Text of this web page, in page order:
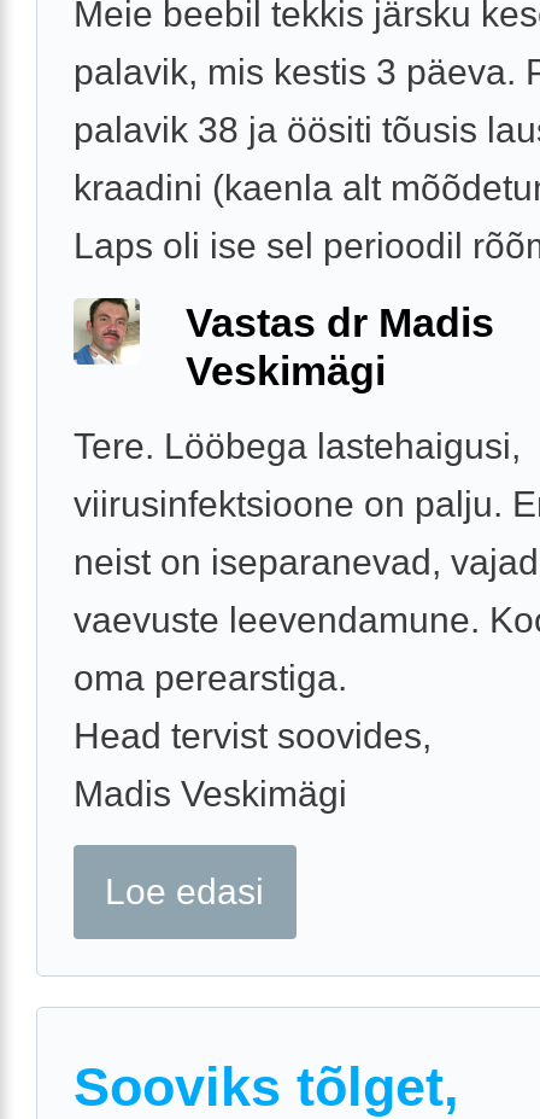
Meie beebil tekkis järsku
palavik, mis kestis 3 päeva.
palavik 38 ja öösiti tõusis
kraadini (kaenla alt
Laps oli ise sel perioodil
Vastas dr Madis
Veskimägi
Tere. Lööbega lastehaigusi,
viirusinfektsioone on palju.
neist on iseparanevad,
vaevuste leevendamune.
oma perearstiga.
Head tervist soovides,
Madis Veskimägi
Loe edasi
Sooviks tõlget,